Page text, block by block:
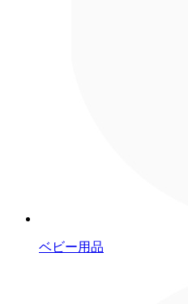
ベビー用品